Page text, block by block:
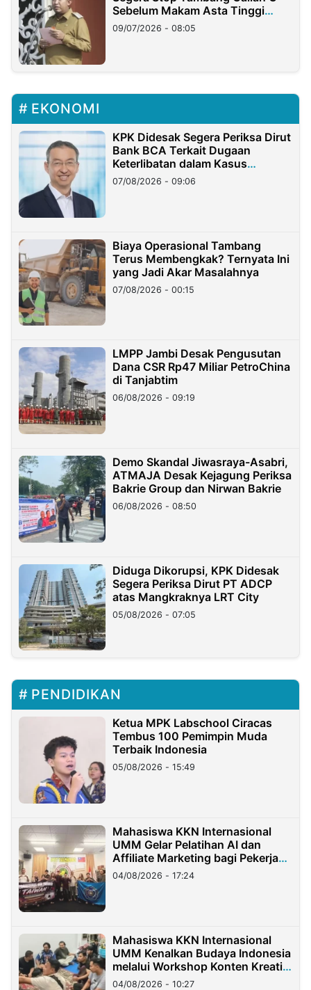
Sebelum Makam Asta Tinggi
Longsor
09/07/2026 - 08:05
EKONOMI
KPK Didesak Segera Periksa Dirut
Bank BCA Terkait Dugaan
Keterlibatan dalam Kasus
Hilangnya Dana Nasabah Rp2,58
Miliar
07/08/2026 - 09:06
Biaya Operasional Tambang
Terus Membengkak? Ternyata Ini
yang Jadi Akar Masalahnya
07/08/2026 - 00:15
LMPP Jambi Desak Pengusutan
Dana CSR Rp47 Miliar PetroChina
di Tanjabtim
06/08/2026 - 09:19
Demo Skandal Jiwasraya-Asabri,
ATMAJA Desak Kejagung Periksa
Bakrie Group dan Nirwan Bakrie
06/08/2026 - 08:50
Diduga Dikorupsi, KPK Didesak
Segera Periksa Dirut PT ADCP
atas Mangkraknya LRT City
05/08/2026 - 07:05
PENDIDIKAN
Ketua MPK Labschool Ciracas
Tembus 100 Pemimpin Muda
Terbaik Indonesia
05/08/2026 - 15:49
Mahasiswa KKN Internasional
UMM Gelar Pelatihan AI dan
Affiliate Marketing bagi Pekerja
Migran Indonesia di Taiwan
04/08/2026 - 17:24
Mahasiswa KKN Internasional
UMM Kenalkan Budaya Indonesia
melalui Workshop Konten Kreatif
di Taiwan
04/08/2026 - 10:27